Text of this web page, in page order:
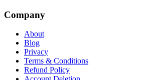
Company
About
Blog
Privacy
Terms & Conditions
Refund Policy